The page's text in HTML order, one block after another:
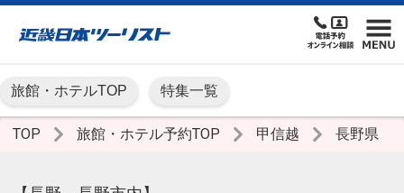
旅館・ホテルTOP 特集一覧
TOP 旅館・ホテル予約TOP 甲信越 長野県